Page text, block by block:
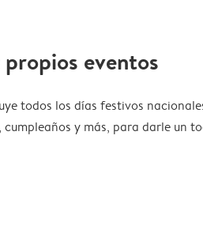
eventos
todos los días festivos
cumpleaños y más, para darle un